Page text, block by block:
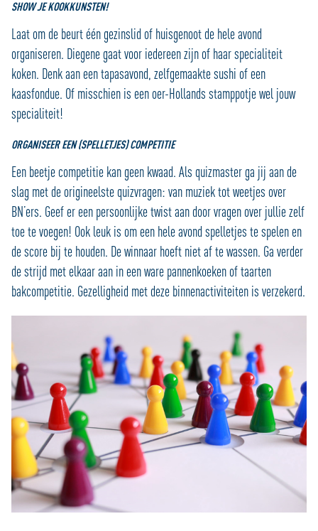
SHOW JE KOOKKUNSTEN!
Laat om de beurt één gezinslid of huisgenoot de hele avond
organiseren. Diegene gaat voor iedereen zijn of haar specialiteit
koken. Denk aan een tapasavond, zelfgemaakte sushi of een
kaasfondue. Of misschien is een oer-Hollands stamppotje wel jouw
specialiteit!
ORGANISEER EEN (SPELLETJES) COMPETITIE
Een beetje competitie kan geen kwaad. Als quizmaster ga jij aan de
slag met de origineelste quizvragen: van muziek tot weetjes over
BN’ers. Geef er een persoonlijke twist aan door vragen over jullie zelf
toe te voegen! Ook leuk is om een hele avond spelletjes te spelen en
de score bij te houden. De winnaar hoeft niet af te wassen. Ga verder
de strijd met elkaar aan in een ware pannenkoeken of taarten
bakcompetitie. Gezelligheid met deze binnenactiviteiten is verzekerd.